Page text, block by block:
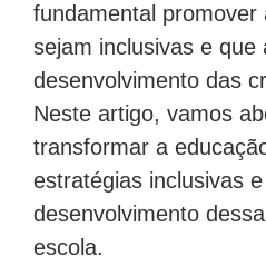
fundamental promover
sejam inclusivas e que
desenvolvimento das
Neste artigo, vamos
transformar a
estratégias inclusivas
desenvolvimento
escola.